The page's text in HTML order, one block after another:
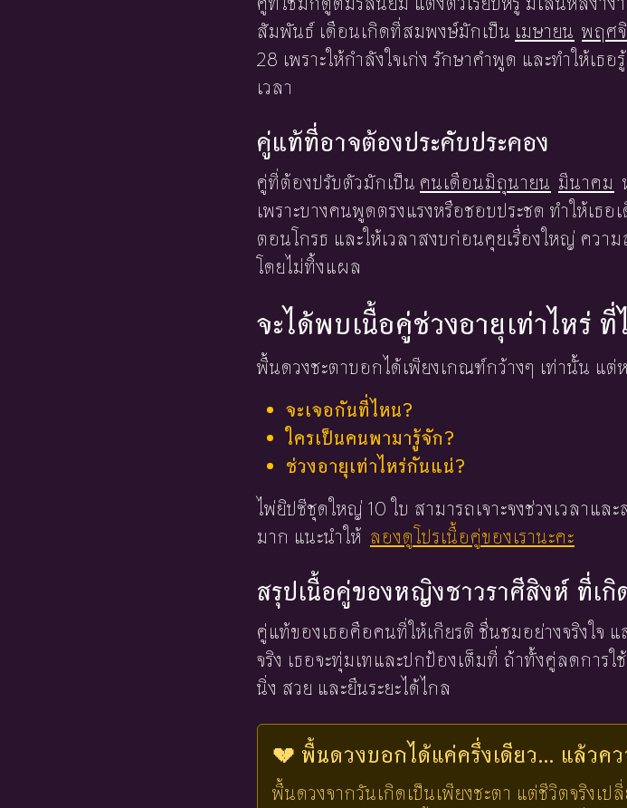
สัมพันธ์ เดือนเกิดที่สมพงษ์มักเป็น เมษายน พฤศ
28 เพราะให้กำลังใจเก่ง รักษาคำพูด และทำให้เ
เวลา
คู่แท้ที่อาจต้องประคับประคอง
คู่ที่ต้องปรับตัวมักเป็น คนเดือนมิถุนายน มีนาคม
เพราะบางคนพูดตรงแรงหรือชอบประชด ทำให้เธ
ตอนโกรธ และให้เวลาสงบก่อนคุยเรื่องใหญ่ ควา
โดยไม่ทิ้งแผล
จะได้พบเนื้อคู่ช่วงอายุเท่าไหร่ ที่
พื้นดวงชะตาบอกได้เพียงเกณฑ์กว้างๆ เท่านั้น แต่
จะเจอกันที่ไหน?
ใครเป็นคนพามารู้จัก?
ช่วงอายุเท่าไหร่กันแน่?
ไพ่ยิปซีชุดใหญ่ 10 ใบ สามารถเจาะจงช่วงเวลาแ
มาก แนะนำให้ ลองดูโปรเนื้อคู่ของเรานะคะ
สรุปเนื้อคู่ของหญิงชาวราศีสิงห์ ที่เกิ
คู่แท้ของเธอคือคนที่ให้เกียรติ ชื่นชมอย่างจริงใจ
จริง เธอจะทุ่มเทและปกป้องเต็มที่ ถ้าทั้งคู่ลดกา
นิ่ง สวย และยืนระยะได้ไกล
💔 พื้นดวงบอกได้แค่ครึ่งเดียว... แล้วค
พื้นดวงจากวันเกิดเป็นเพียงชะตา แต่ชีวิตจริงเป